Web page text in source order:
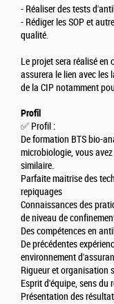
- Réaliser des tests
- Rédiger les SOP et
qualité.
Le projet sera réalisé
assurera le lien avec les
de la CIP notamment
Profil
✅ Profil :
De formation BTS bio-
microbiologie, vous
similaire.
Parfaite maitrise des
repiquages
Connaissances des
de niveau de
Des compétences en
De précédentes
environnement
Rigueur et organisation
Esprit d'équipe, sens du
Présentation des